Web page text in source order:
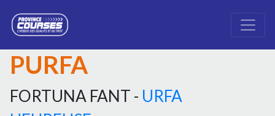
PURFA
FORTUNA FANT - URFA